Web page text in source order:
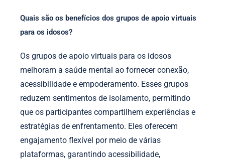
Quais são os benefícios dos grupos de apoio virtuais
para os idosos?
Os grupos de apoio virtuais para os idosos
melhoram a saúde mental ao fornecer conexão,
acessibilidade e empoderamento. Esses grupos
reduzem sentimentos de isolamento, permitindo
que os participantes compartilhem experiências e
estratégias de enfrentamento. Eles oferecem
engajamento flexível por meio de várias
plataformas, garantindo acessibilidade,